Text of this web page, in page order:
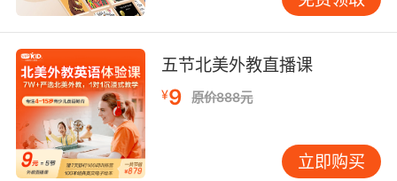
五节北美外教直播课
¥9 原价888元
立即购买